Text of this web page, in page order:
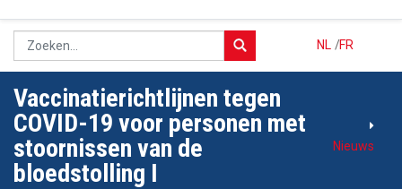
NL FR
/
Vaccinatierichtlijnen tegen
COVID-19 voor personen met
stoornissen van de
bloedstolling I
Nieuws